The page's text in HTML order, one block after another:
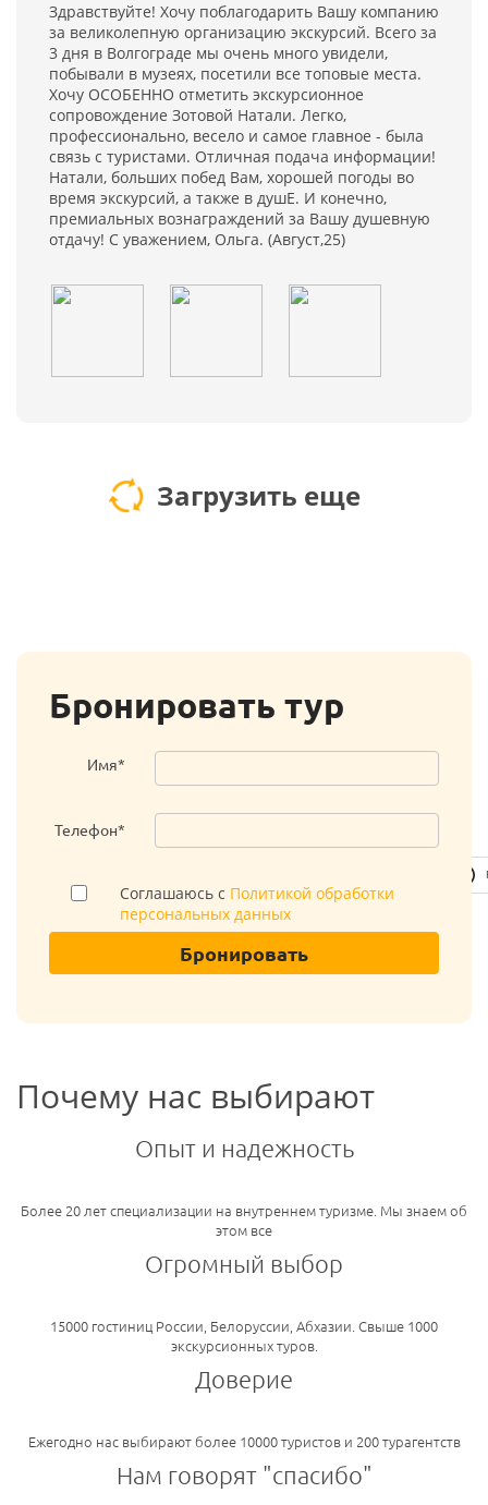
Здравствуйте! Хочу поблагодарить Вашу компанию
за великолепную организацию экскурсий. Всего за
3 дня в Волгограде мы очень много увидели,
побывали в музеях, посетили все топовые места.
Хочу ОСОБЕННО отметить экскурсионное
сопровождение Зотовой Натали. Легко,
профессионально, весело и самое главное - была
связь с туристами. Отличная подача информации!
Натали, больших побед Вам, хорошей погоды во
время экскурсий, а также в душЕ. И конечно,
премиальных вознаграждений за Вашу душевную
отдачу! С уважением, Ольга. (Август,25)
Загрузить еще
Бронировать тур
Имя*
Телефон*
Соглашаюсь с Политикой обработки
персональных данных
Бронировать
Почему нас выбирают
Опыт и надежность
Более 20 лет специализации на внутреннем туризме. Мы знаем об
этом все
Огромный выбор
15000 гостиниц России, Белоруссии, Абхазии. Свыше 1000
экскурсионных туров.
Доверие
Ежегодно нас выбирают более 10000 туристов и 200 турагентств
Нам говорят "спасибо"